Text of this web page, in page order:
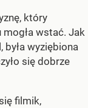
który
mogła wstać. Jak
wyziębiona
się dobrze
filmik,